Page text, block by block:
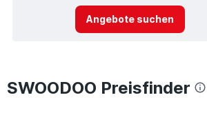
Angebote suchen
SWOODOO Preisfinder